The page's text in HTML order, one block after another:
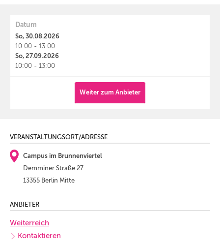
Datum
So, 30.08.2026
10:00 - 13:00
So, 27.09.2026
10:00 - 13:00
Weiter zum Anbieter
VERANSTALTUNGSORT/ADRESSE
Campus im Brunnenviertel
Demminer Straße 27
13355 Berlin Mitte
ANBIETER
Weiterreich
Kontaktieren